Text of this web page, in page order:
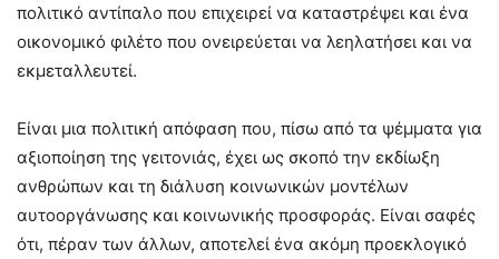
πολιτικό αντίπαλο που επιχειρεί να καταστρέψει και ένα
οικονομικό φιλέτο που ονειρεύεται να λεηλατήσει και να
εκμεταλλευτεί.
Είναι μια πολιτική απόφαση που, πίσω από τα ψέμματα για
αξιοποίηση της γειτονιάς, έχει ως σκοπό την εκδίωξη
ανθρώπων και τη διάλυση κοινωνικών μοντέλων
αυτοοργάνωσης και κοινωνικής προσφοράς. Είναι σαφές
ότι, πέραν των άλλων, αποτελεί ένα ακόμη προεκλογικό